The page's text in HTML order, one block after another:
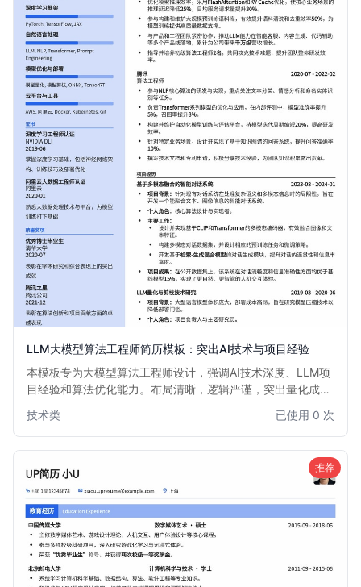
LLM大模型算法工程师简历模板：突出AI技术与项目经验
本模板专为大模型算法工程师设计，强调AI技术深度、LLM项
目经验和算法优化能力。布局清晰，逻辑严谨，突出量化成
深度学习、自然语言处理等前沿领域发展的算法工程师。
技术类 已使用 0 次
推荐